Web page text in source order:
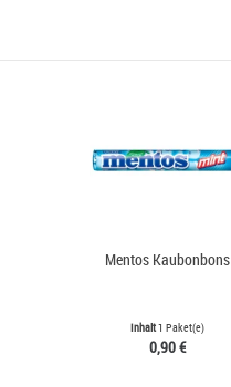
Mentos Kaubonbons
Inhalt1 Paket(e)
0,90 €